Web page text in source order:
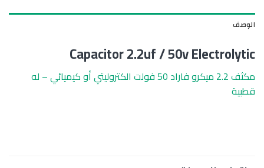
الوصف
Capacitor 2.2uf / 50v Electrolytic
مكثف 2.2 ميكرو فاراد 50 فولت الكتروليتي أو كيميائي – له
قطبية